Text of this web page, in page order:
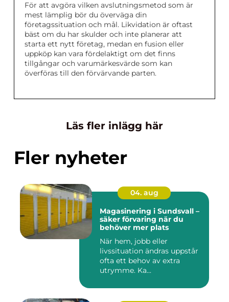
För att avgöra vilken avslutningsmetod som är
mest lämplig bör du överväga din
företagssituation och mål. Likvidation är oftast
bäst om du har skulder och inte planerar att
starta ett nytt företag, medan en fusion eller
uppköp kan vara fördelaktigt om det finns
tillgångar och varumärkesvärde som kan
överföras till den förvärvande parten.
Läs fler inlägg här
Fler nyheter
04. aug
Magasinering i Sundsvall –
säker förvaring när du
behöver mer plats
När hem, jobb eller
livssituation ändras uppstår
ofta ett behov av extra
utrymme. Ka...